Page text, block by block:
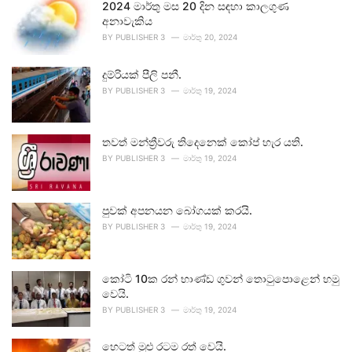
2024 මාර්තු මස 20 දින සඳහා කාලගුණ
අනාවැකිය
BY PUBLISHER 3 මාර්තු 20, 2024
දුම්රියක් පීලි පනී.
BY PUBLISHER 3 මාර්තු 19, 2024
තවත් මන්ත්‍රීවරු තිදෙනෙක් කෝප් හැර යති.
BY PUBLISHER 3 මාර්තු 19, 2024
පුවක් අපනයන බෝගයක් කරයි.
BY PUBLISHER 3 මාර්තු 19, 2024
කෝටි 10ක රන් භාණ්ඩ ගුවන් තොටුපොළෙන් හමු
වෙයි.
BY PUBLISHER 3 මාර්තු 19, 2024
හෙටත් මුළු රටම රත් වෙයි.